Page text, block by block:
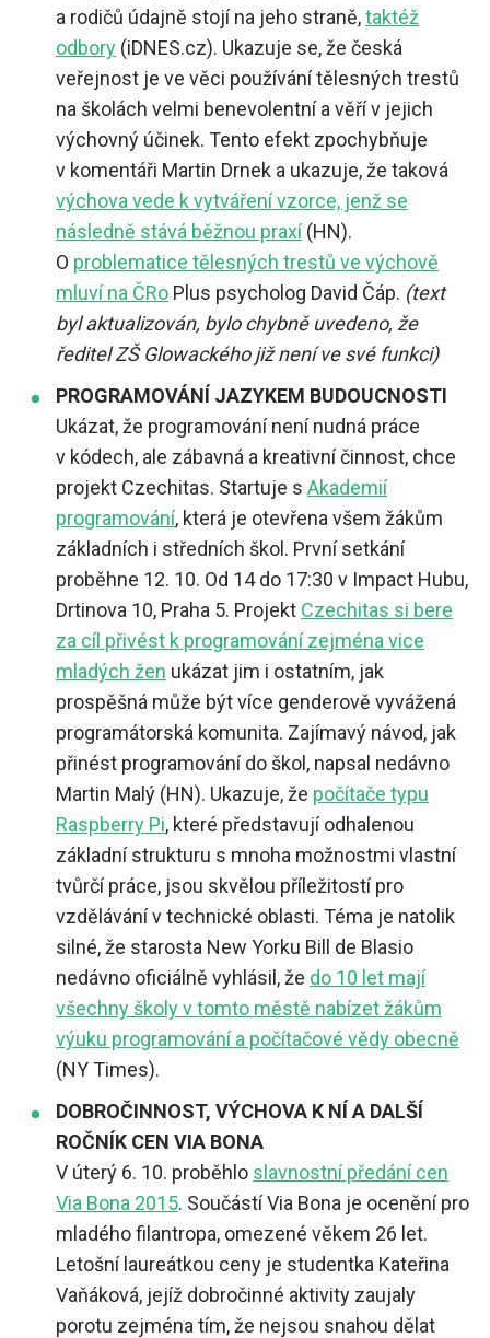
a rodičů údajně stojí na jeho straně,taktéž
odbory (iDNES.cz). Ukazuje se, že česká
veřejnost je ve věci používání tělesných trestů
na školách velmi benevolentní a věří v jejich
výchovný účinek. Tento efekt zpochybňuje
v komentáři Martin Drnek a ukazuje, že taková
výchova vede k vytváření vzorce, jenž se
následně stává běžnou praxí(HN).
O problematice tělesných trestů ve výchově
mluví na ČRo Plus psycholog David Čáp. (text
byl aktualizován, bylo chybně uvedeno, že
ředitel ZŠ Glowackého již není ve své funkci)
PROGRAMOVÁNÍ JAZYKEM BUDOUCNOSTI
Ukázat, že programování není nudná práce
v kódech, ale zábavná a kreativní činnost, chce
projekt Czechitas. Startuje s Akademií
programování, která je otevřena všem žákům
základních i středních škol. První setkání
proběhne 12. 10. Od 14 do 17:30 v Impact Hubu,
Drtinova 10, Praha 5. Projekt Czechitas si bere
za cíl přivést k programování zejména vice
mladých žen ukázat jim i ostatním, jak
prospěšná může být více genderově vyvážená
programátorská komunita. Zajímavý návod, jak
přinést programování do škol, napsal nedávno
Martin Malý (HN). Ukazuje, že počítače typu
Raspberry Pi, které představují odhalenou
základní strukturu s mnoha možnostmi vlastní
tvůrčí práce, jsou skvělou příležitostí pro
vzdělávání v technické oblasti. Téma je natolik
silné, že starosta New Yorku Bill de Blasio
nedávno oficiálně vyhlásil, že do 10 let mají
všechny školy v tomto městě nabízet žákům
výuku programování a počítačové vědy obecně
(NY Times).
DOBROČINNOST, VÝCHOVA K NÍ A DALŠÍ
ROČNÍK CEN VIA BONA
V úterý 6. 10. proběhlo slavnostní předání cen
Via Bona 2015. Součástí Via Bona je ocenění pro
mladého filantropa, omezené věkem 26 let.
Letošní laureátkou ceny je studentka Kateřina
Vaňáková, jejíž dobročinné aktivity zaujaly
porotu zejména tím, že nejsou snahou dělat